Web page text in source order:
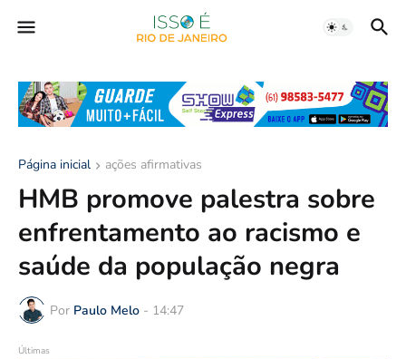
Página inicial ações afirmativas
HMB promove palestra sobre
enfrentamento ao racismo e
saúde da população negra
Por Paulo Melo - 14:47
Últimas